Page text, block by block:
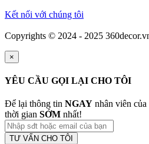
Kết nối với chúng tôi
Copyrights © 2024 - 2025
×
YÊU CẦU GỌI LẠI CHO TÔI
Để lại thông tin NGAY nhân viên
thời gian SỚM nhất!
TƯ VẤN CHO TÔI